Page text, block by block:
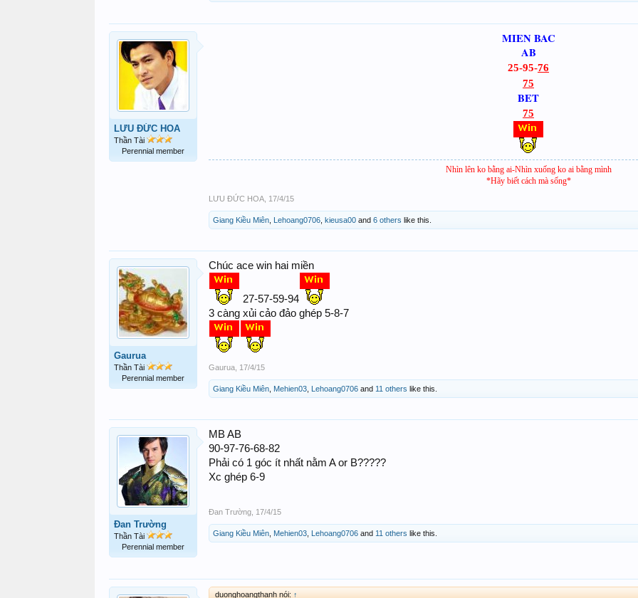
LƯU ĐỨC HOA
Thần Tài
Perennial member
MIEN BAC
AB
25-95-76
75
BET
75
Nhìn lên ko bằng ai-Nhìn xuống ko ai bằng mình
*Hãy biết cách mà sống*
LƯU ĐỨC HOA 17/4/15
Giang Kiều Miên Lehoang0706 kieusa00 and 6 others like this.
Gaurua
Thần Tài
Perennial member
Chúc ace win hai miền
27-57-59-94
3 càng xủi cảo đảo ghép 5-8-7
Gaurua 17/4/15
Giang Kiều Miên Mehien03 Lehoang0706 and 11 others like this.
Đan Trường
Thần Tài
Perennial member
MB AB
90-97-76-68-82
Phải có 1 góc ít nhất nằm A or B?????
Xc ghép 6-9
Đan Trường 17/4/15
Giang Kiều Miên Mehien03 Lehoang0706 and 11 others like this.
duonghoangthanh nói: ↑